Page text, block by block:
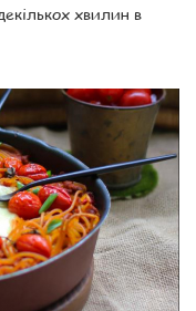
хвилин в